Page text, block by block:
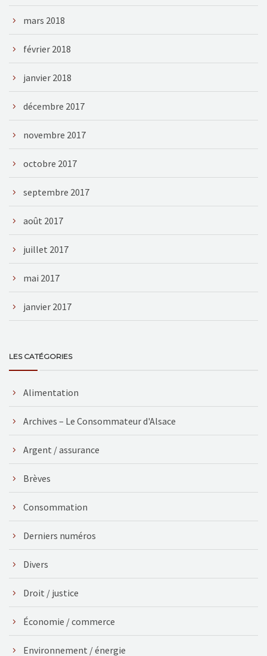
mars 2018
février 2018
janvier 2018
décembre 2017
novembre 2017
octobre 2017
septembre 2017
août 2017
juillet 2017
mai 2017
janvier 2017
LES CATÉGORIES
Alimentation
Archives – Le Consommateur d'Alsace
Argent / assurance
Brèves
Consommation
Derniers numéros
Divers
Droit / justice
Économie / commerce
Environnement / énergie